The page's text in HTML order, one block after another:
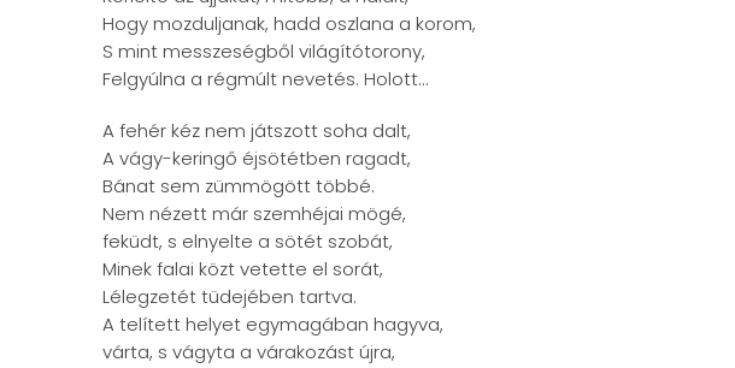
Hogy mozduljanak, hadd oszlana a korom,
S mint messzeségből világítótorony,
Felgyúlna a régmúlt nevetés. Holott...
A fehér kéz nem játszott soha dalt,
A vágy-keringő éjsötétben ragadt,
Bánat sem zümmögött többé.
Nem nézett már szemhéjai mögé,
feküdt, s elnyelte a sötét szobát,
Minek falai közt vetette el sorát,
Lélegzetét tüdejében tartva.
A telített helyet egymagában hagyva,
várta, s vágyta a várakozást újra,